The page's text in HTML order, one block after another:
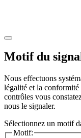
Motif du
Nous effectuons
légalité et la
contrôles vous
nous le signaler.
Sélectionnez un motif
Motif: